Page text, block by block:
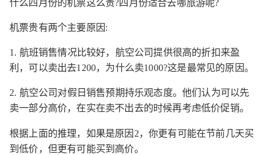
什么四月份的机票这么贵?四月份适合去哪旅游呢?
机票贵有两个主要原因:
1. 航班销售情况比较好，航空公司提供很高的折扣来盈
利，可以卖出去1200，为什么卖1000?这是最常见的原因。
2. 航空公司对假日销售预期持乐观态度。他们认为可以先
卖一部分高价，在实在卖不出去的时候再考虑低价促销。
根据上面的推理，如果是原因2，你更有可能在节前几天买
到低价，但更有可能买到高价。